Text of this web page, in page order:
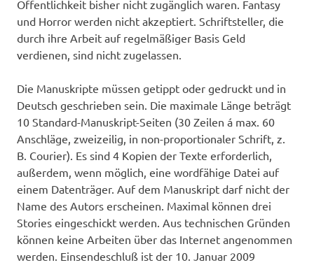
Öffentlichkeit bisher nicht zugänglich waren. Fantasy
und Horror werden nicht akzeptiert. Schriftsteller, die
durch ihre Arbeit auf regelmäßiger Basis Geld
verdienen, sind nicht zugelassen.
Die Manuskripte müssen getippt oder gedruckt und in
Deutsch geschrieben sein. Die maximale Länge beträgt
10 Standard-Manuskript-Seiten (30 Zeilen á max. 60
Anschläge, zweizeilig, in non-proportionaler Schrift, z.
B. Courier). Es sind 4 Kopien der Texte erforderlich,
außerdem, wenn möglich, eine wordfähige Datei auf
einem Datenträger. Auf dem Manuskript darf nicht der
Name des Autors erscheinen. Maximal können drei
Stories eingeschickt werden. Aus technischen Gründen
können keine Arbeiten über das Internet angenommen
werden. Einsendeschluß ist der 10. Januar 2009